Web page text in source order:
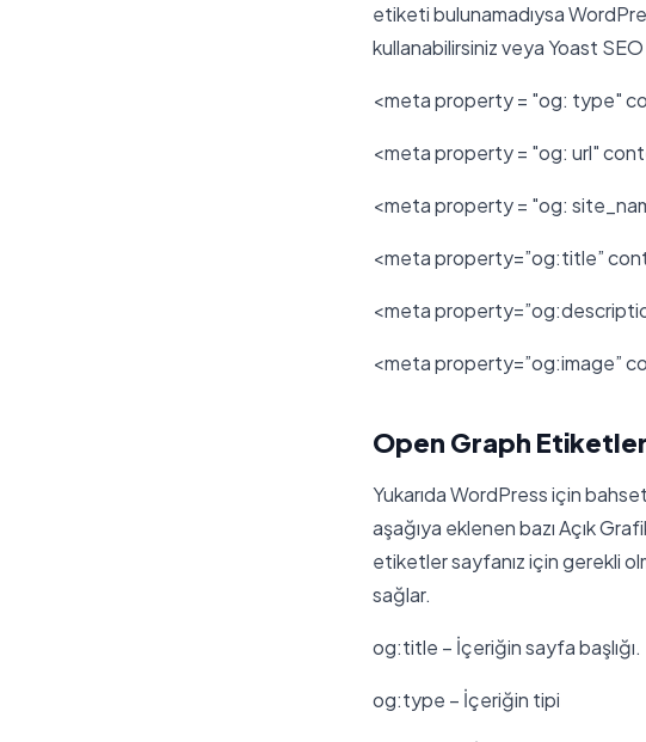
etiketi bulunamadıysa
kullanabilirsiniz veya Yoast
<meta property = "og: type"
<meta property = "og: url"
<meta property = "og:
<meta property=”og:title”
<meta
<meta property=”og:image”
Open Graph
Yukarıda WordPress için
aşağıya eklenen bazı Açık
etiketler sayfanız için gerekli
sağlar.
og:title – İçeriğin sayfa başlığı.
og:type – İçeriğin tipi